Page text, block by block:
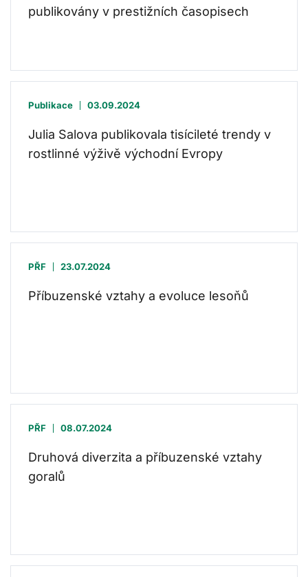
publikovány v prestižních časopisech
Publikace 03.09.2024
Julia Salova publikovala tisícileté trendy v
rostlinné výživě východní Evropy
PŘF 23.07.2024
Příbuzenské vztahy a evoluce lesoňů
PŘF 08.07.2024
Druhová diverzita a příbuzenské vztahy
goralů